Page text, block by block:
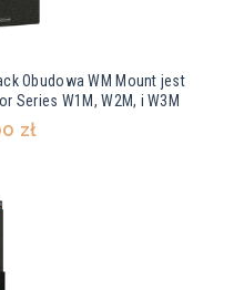
Obudowa WM Mount jest
Series W1M, W2M, i W3M
zł